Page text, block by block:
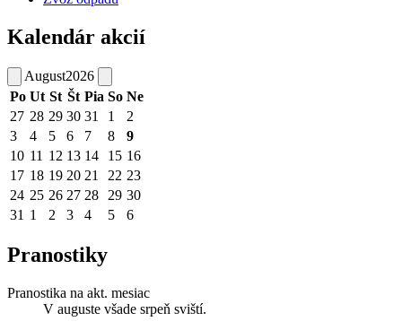
Kalendár akcií
August2026
Po Ut St Št Pia So Ne
27 28 29 30 31 1
2
3
4 5 6 7 8
9
10 11 12 13 14 15 16
17 18 19 20 21 22 23
24 25 26 27 28 29 30
31 1 2 3 4 5 6
Pranostiky
Pranostika na akt. mesiac
V auguste všade srpeň sviští.